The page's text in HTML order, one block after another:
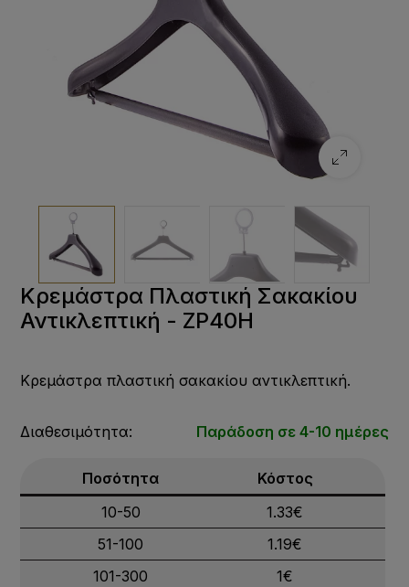
Κρεμάστρα Πλαστική Σακακίου
Αντικλεπτική - ZP40Η
Κρεμάστρα πλαστική σακακίου αντικλεπτική.
Διαθεσιμότητα: Παράδοση σε 4-10 ημέρες
Ποσότητα
Κόστος
10-50
1.33€
51-100
1.19€
101-300
1€